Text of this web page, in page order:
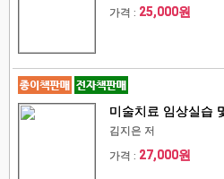
가격 : 25,000원
미술치료 임상실습
김지은 저
가격 : 27,000원